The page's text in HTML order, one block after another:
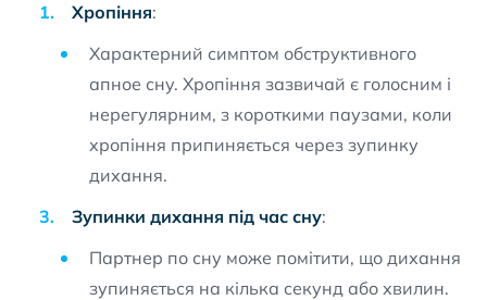
Хропіння:
Характерний симптом обструктивного
апное сну. Хропіння зазвичай є голосним і
нерегулярним, з короткими паузами, коли
хропіння припиняється через зупинку
дихання.
Зупинки дихання під час сну:
Партнер по сну може помітити, що дихання
зупиняється на кілька секунд або хвилин.